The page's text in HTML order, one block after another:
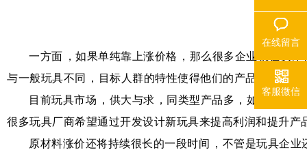
一方面，如果单纯靠上涨价格，那么很多企业就在实
与一般玩具不同，目标人群的特性使得他们的产品定价不能
目前玩具市场，供大与求，同类型产品多，如果一家
很多玩具厂商希望通过开发设计新玩具来提高利润和提升产品及
原材料涨价还将持续很长的一段时间，不管是玩具企业
在线留言
客服微信